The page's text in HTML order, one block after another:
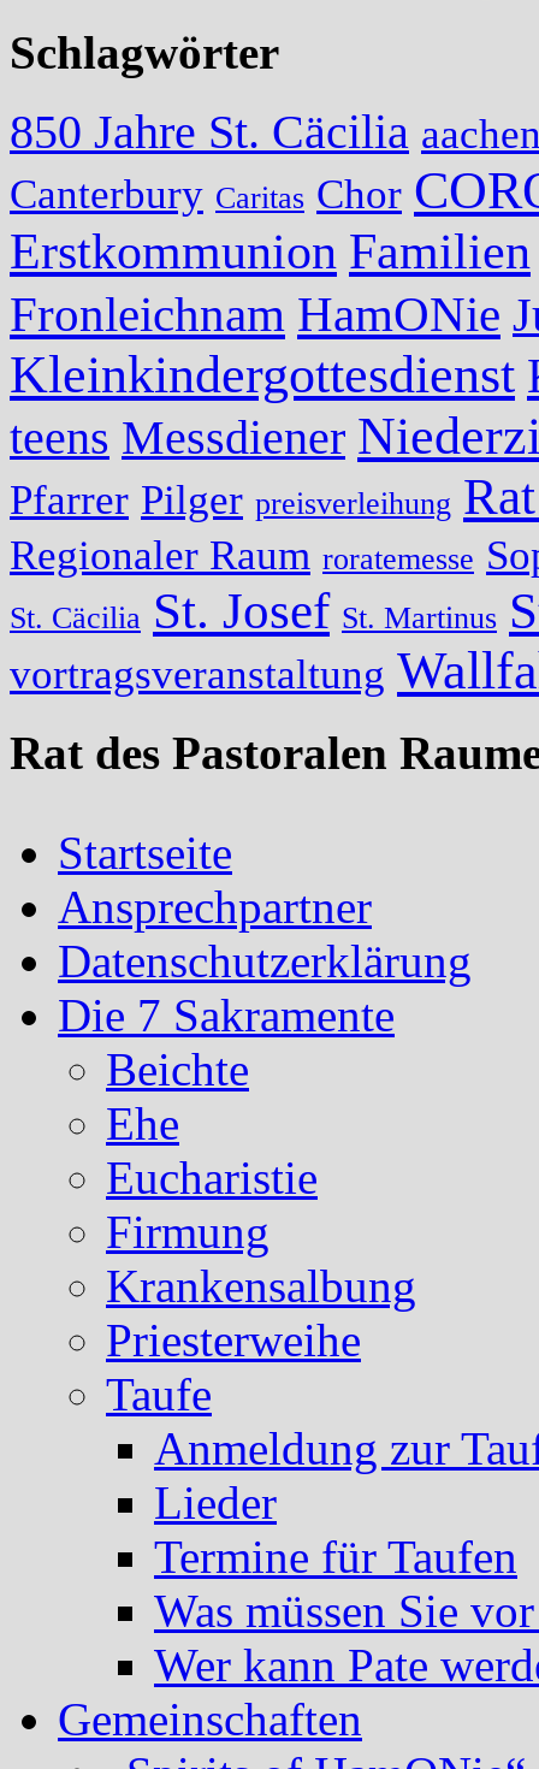
Schlagwörter
850 Jahre St. Cäcilia
Canterbury Caritas Chor
Erstkommunion Familien
Fronleichnam HamONie
Kleinkindergottesdienst
teens Messdiener
Pfarrer Pilger preisverleihung
Regionaler Raum roratemesse
St. Cäcilia St. Josef St. Martinus
vortragsveranstaltung
Rat des Pastoralen
Startseite
Ansprechpartner
Datenschutzerklärung
Die 7 Sakramente
Beichte
Ehe
Eucharistie
Firmung
Krankensalbung
Priesterweihe
Taufe
Anmeldung zur
Lieder
Termine für Taufen
Was müssen Sie
Wer kann Pate
Gemeinschaften